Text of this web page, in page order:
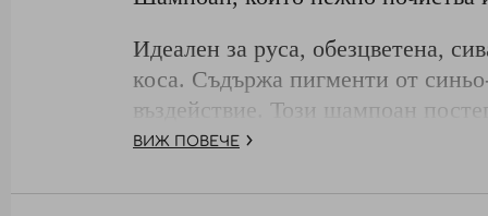
Идеален за руса, обезцветена,
коса. Съдържа пигменти от
въздействие. Този шампоан
Изплакнете обилно с вода.
ВИЖ ПОВЕЧЕ